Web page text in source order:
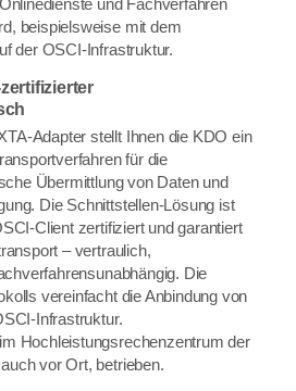
beispielsweise mit dem
der OSCI-Infrastruktur.
Adapter stellt Ihnen die KDO ein
für die
Übermittlung von Daten und
Die Schnittstellen-Lösung ist
Client zertifiziert und garantiert
– vertraulich,
Die
vereinfacht die Anbindung von
Infrastruktur.
Hochleistungsrechenzentrum der
vor Ort, betrieben.